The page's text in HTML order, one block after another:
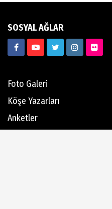
SOSYAL AĞLAR
Foto Galeri
Köşe Yazarları
Anketler